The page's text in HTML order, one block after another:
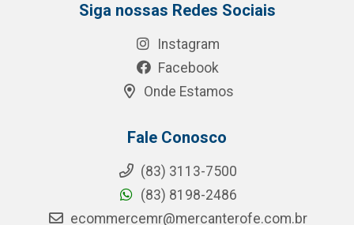
Siga nossas Redes Sociais
Instagram
Facebook
Onde Estamos
Fale Conosco
(83) 3113-7500
(83) 8198-2486
ecommercemr@mercanterofe.com.br